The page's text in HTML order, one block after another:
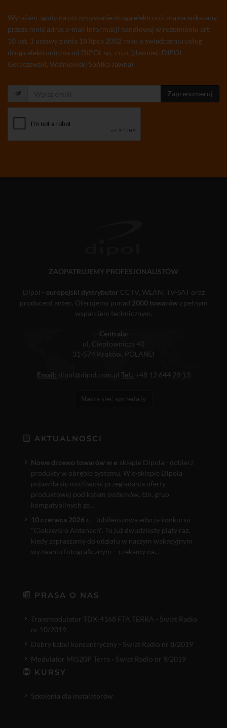
Wyrażam zgodę na otrzymywanie drogą elektroniczną na wskazany
przeze mnie adres e-mail informacji handlowej w rozumieniu art.
10 ust. 1 ustawy z dnia 18 lipca 2002 roku o świadczeniu usług
drogą elektroniczną od DIPOL sp. z o.o. (dawniej: DIPOL
Gołaszewski, Waśniowski Spółka Jawna)
Zaprenumeruj
ZAOPATRUJEMY PROFESJONALISTÓW
Dipol - europejski dystrybutor CCTV, WLAN, TV-SAT oraz
producent anten. Oferujemy ponad 2000 towarówz pełnym
wsparciem technicznym.
Centrala:
ul. Ciepłownicza 40
31-574 Kraków, POLAND
Email: dipol@dipol.com.pl Tel.: +48 12 644 29 13
Nasza sieć sprzedaży
AKTUALNOŚCI
Nowe drzewo towarów w e-sklepie Dipola - dobierz
produkty w obrębie systemu. W e-sklepie Dipola
pojawiła się możliwość przeglądania oferty
produktowej pod kątem systemów, tzn. grup
kompatybilnych ze...
10 czerwca 2026 r. - Jubileuszowa edycja konkursu
"Ciekawie o Antenach". To już dwudziesty piąty raz,
kiedy zapraszamy do udziału w naszym wakacyjnym
wyzwaniu fotograficznym – czekamy na...
PRASA O NAS
Transmodulator TDX-4168 FTA TERRA - Świat Radio
nr 10/2019
Dobry kabel koncentryczny - Świat Radio nr 8/2019
Modulator MI520P Terra - Świat Radio nr 9/2019
KURSY
Szkolenia dla instalatorów